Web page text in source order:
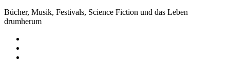
Bücher, Musik, Festivals, Science Fiction und das Leben
drumherum